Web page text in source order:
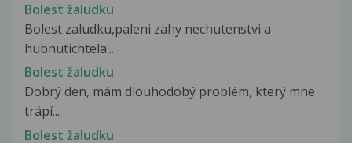
Bolest žaludku
Bolest zaludku,paleni zahy nechutenstvi a
hubnutichtela...
Bolest žaludku
Dobrý den, mám dlouhodobý problém, který mne
trápí...
Bolest žaludku